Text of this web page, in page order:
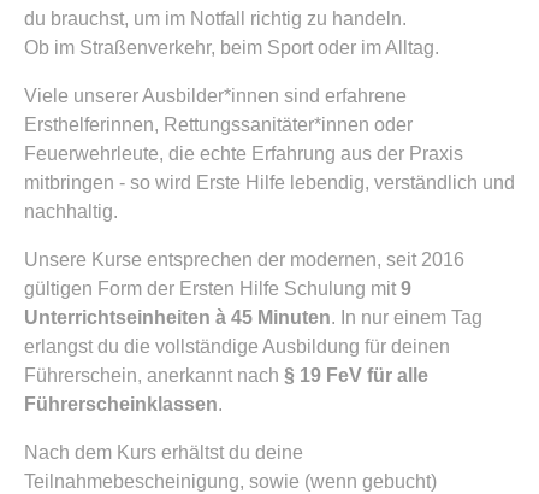
du brauchst, um im Notfall richtig zu handeln.
Ob im Straßenverkehr, beim Sport oder im Alltag.
Viele unserer Ausbilder*innen sind erfahrene
Ersthelferinnen, Rettungssanitäter*innen oder
Feuerwehrleute, die echte Erfahrung aus der Praxis
mitbringen - so wird Erste Hilfe lebendig, verständlich und
nachhaltig.
Unsere Kurse entsprechen der modernen, seit 2016
gültigen Form der Ersten Hilfe Schulung mit 9
Unterrichtseinheiten à 45 Minuten. In nur einem Tag
erlangst du die vollständige Ausbildung für deinen
Führerschein, anerkannt nach § 19 FeV für alle
Führerscheinklassen.
Nach dem Kurs erhältst du deine
Teilnahmebescheinigung, sowie (wenn gebucht)